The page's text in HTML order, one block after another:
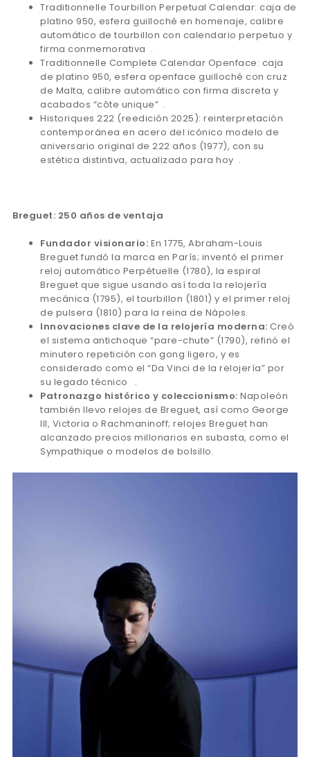
Traditionnelle Tourbillon Perpetual Calendar: caja de
platino 950, esfera guilloché en homenaje, calibre
automático de tourbillon con calendario perpetuo y
firma conmemorativa .
Traditionnelle Complete Calendar Openface: caja
de platino 950, esfera openface guilloché con cruz
de Malta, calibre automático con firma discreta y
acabados “côte unique” .
Historiques 222 (reedición 2025): reinterpretación
contemporánea en acero del icónico modelo de
aniversario original de 222 años (1977), con su
estética distintiva, actualizado para hoy .
Breguet: 250 años de ventaja
Fundador visionario: En 1775, Abraham-Louis
Breguet fundó la marca en París; inventó el primer
reloj automático Perpétuelle (1780), la espiral
Breguet que sigue usando así toda la relojería
mecánica (1795), el tourbillon (1801) y el primer reloj
de pulsera (1810) para la reina de Nápoles.
Innovaciones clave de la relojería moderna: Creó
el sistema antichoque “pare-chute” (1790), refinó el
minutero repetición con gong ligero, y es
considerado como el “Da Vinci de la relojería” por
su legado técnico .
Patronazgo histórico y coleccionismo: Napoleón
también llevo relojes de Breguet, así como George
III, Victoria o Rachmaninoff; relojes Breguet han
alcanzado precios millonarios en subasta, como el
Sympathique o modelos de bolsillo.